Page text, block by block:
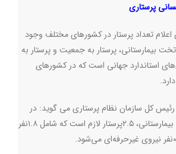
پرستاری
اعلام تعداد پرستار در کشورهای مختلف وجود
بیمارستانی، پرستار به جمعیت و پرستار به
استاندارد جهانی است که در کشورهای
.
رئیس کل سازمان نظام پرستاری می گوید: در
کشور به ازای هر تخت بیمارستانی، ۲.۵پرستار لازم است که شامل ۱.۸نفر
.